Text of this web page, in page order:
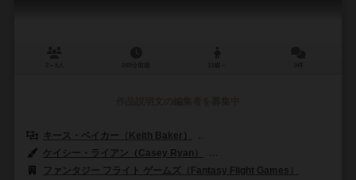
キース・ベイカー（Keith Baker）
ケイシー・ライアン（Casey Ryan）
ファンタジー フライト ゲームズ（Fantasy Flight Games）